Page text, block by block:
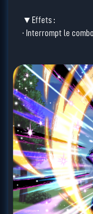
▼Effets :
· Interrompt le